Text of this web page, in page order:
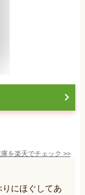
を楽天でチェック >>
にほぐしてあ